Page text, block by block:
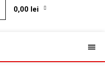
0,00 lei